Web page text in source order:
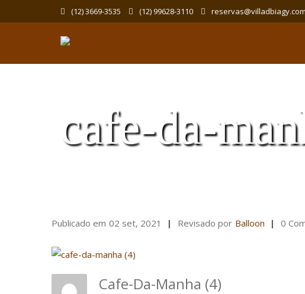
(12) 3669-3535 (12) 99628-3110
cafe-da-
Publicado em 02 set, 2021 Revisado por Balloon 0
Cafe-Da-Manha (4)